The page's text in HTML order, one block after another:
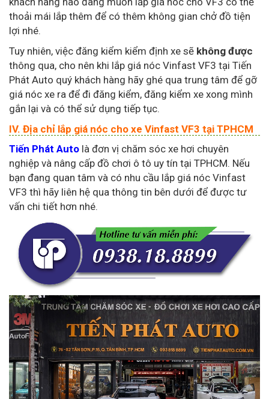
thoải mái lắp thêm để có thêm không gian chở đồ tiện
lợi nhé.
Tuy nhiên, việc đăng kiểm kiểm định xe sẽ không được
thông qua, cho nên khi lắp giá nóc Vinfast VF3 tại Tiến
Phát Auto quý khách hàng hãy ghé qua trung tâm để gỡ
giá nóc xe ra để đi đăng kiểm, đăng kiểm xe xong mình
gắn lại và có thể sử dụng tiếp tục.
IV. Địa chỉ lắp giá nóc cho xe Vinfast VF3 tại TPHCM
Tiến Phát Auto là đơn vị chăm sóc xe hơi chuyên
nghiệp và nâng cấp đồ chơi ô tô uy tín tại TPHCM. Nếu
bạn đang quan tâm và có nhu cầu lắp giá nóc Vinfast
VF3 thì hãy liên hệ qua thông tin bên dưới để được tư
vấn chi tiết hơn nhé.